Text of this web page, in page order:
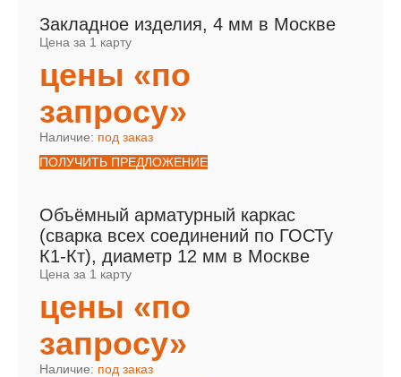
Закладное изделия, 4 мм в Москве
Цена за 1 карту
цены «по
запросу»
Наличие: под заказ
ПОЛУЧИТЬ ПРЕДЛОЖЕНИЕ
Объёмный арматурный каркас
(сварка всех соединений по ГОСТу
К1-Кт), диаметр 12 мм в Москве
Цена за 1 карту
цены «по
запросу»
Наличие: под заказ